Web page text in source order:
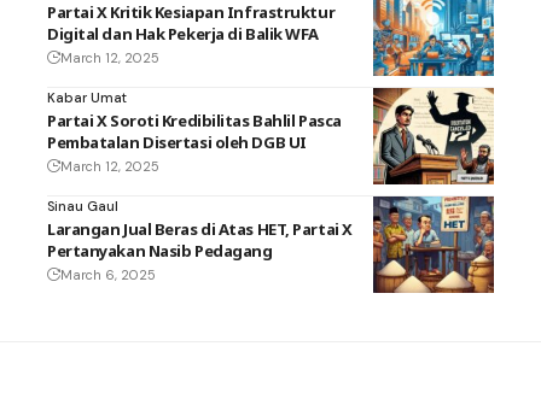
Partai X Kritik Kesiapan Infrastruktur
Digital dan Hak Pekerja di Balik WFA
March 12, 2025
Kabar Umat
Partai X Soroti Kredibilitas Bahlil Pasca
Pembatalan Disertasi oleh DGB UI
March 12, 2025
Sinau Gaul
Larangan Jual Beras di Atas HET, Partai X
Pertanyakan Nasib Pedagang
March 6, 2025